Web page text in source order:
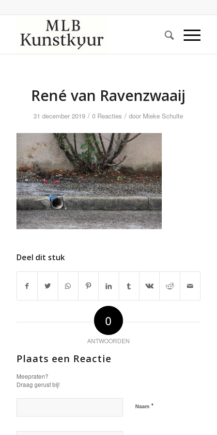
René van Ravenzwaaij
31 december 2019 / 0 Reacties / door Mieke Schulte
Deel dit stuk
0
ANTWOORDEN
Plaats een Reactie
Meepraten?
Draag gerust bij!
Naam *